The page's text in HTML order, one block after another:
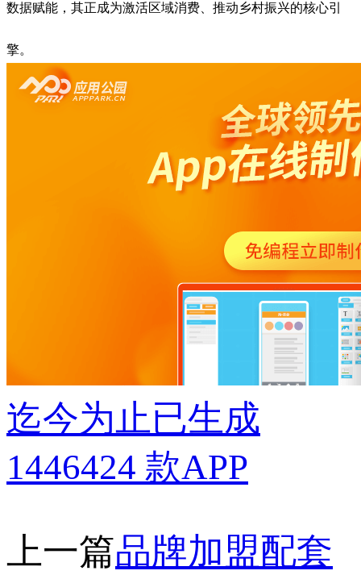
数据赋能，其正成为激活区域消费、推动乡村振兴的核心引
擎。
迄今为止已生成
1446424 款APP
上一篇品牌加盟配套